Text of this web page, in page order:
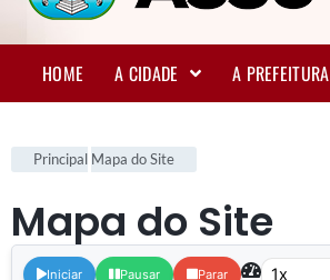
HOME A CIDADE A PREFEITURA
Principal Mapa do Site
Mapa do Site
Iniciar Pausar Parar